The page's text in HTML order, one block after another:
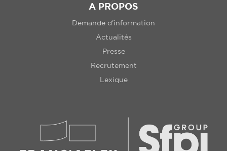
A PROPOS
Demande d'information
Actualités
Presse
Recrutement
Lexique